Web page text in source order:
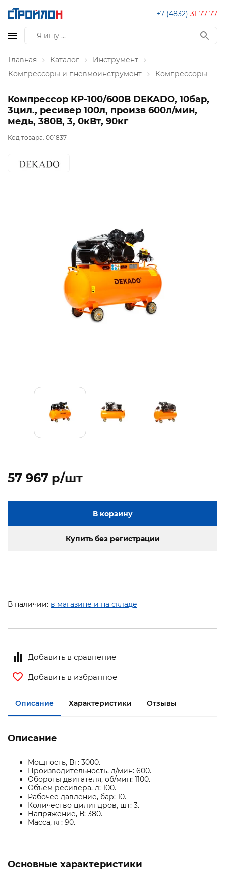
+7 (4832) 31-77-77
Главная Каталог
Инструмент
Компрессоры и пневмоинструмент
Компрессоры
Компрессор КР-100/600В DEKADO, 10бар,
3цил., ресивер 100л, произв 600л/мин,
медь, 380В, 3, 0кВт, 90кг
Код товара: 001837
57 967 p/шт
В корзину
Купить без регистрации
В наличии: в магазине и на складе
Добавить в сравнение
Добавить в избранное
Описание Характеристики Отзывы
Описание
Мощность, Вт: 3000.
Производительность, л/мин: 600.
Обороты двигателя, об/мин: 1100.
Объем ресивера, л: 100.
Рабочее давление, бар: 10.
Количество цилиндров, шт: 3.
Напряжение, В: 380.
Масса, кг: 90.
Основные характеристики